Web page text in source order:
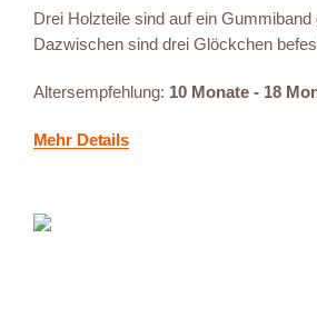
Drei Holzteile sind auf ein Gummiband
Dazwischen sind drei Glöckchen
Altersempfehlung: 10 Monate - 18
Mehr Details